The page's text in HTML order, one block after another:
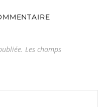
Les champs